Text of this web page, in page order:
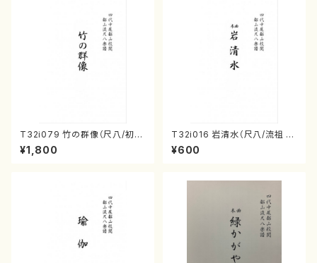
T32i079 竹の群像（尺八/初代
山本邦山/尺八/都山式譜）都山
流公刊楽譜曲番:528
¥1,800
T32i016 岩清水（尺八/流祖 中
尾都山/楽譜）都山：15
¥600